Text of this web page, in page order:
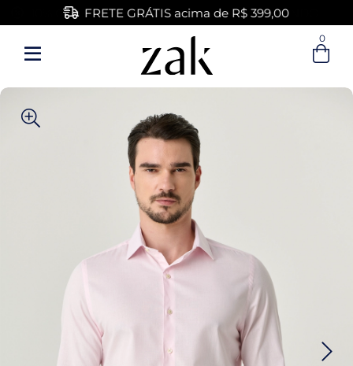
FRETE GRÁTIS acima de R$ 399,00
0